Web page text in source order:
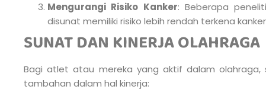
Mengurangi Risiko Kanker: Beberapa
disunat memiliki risiko lebih rendah terkena
SUNAT DAN KINERJA OLAHRAGA
Bagi atlet atau mereka yang aktif dalam
tambahan dalam hal kinerja: